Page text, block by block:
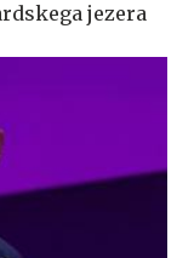
jezera